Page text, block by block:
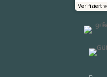
Verifiziert